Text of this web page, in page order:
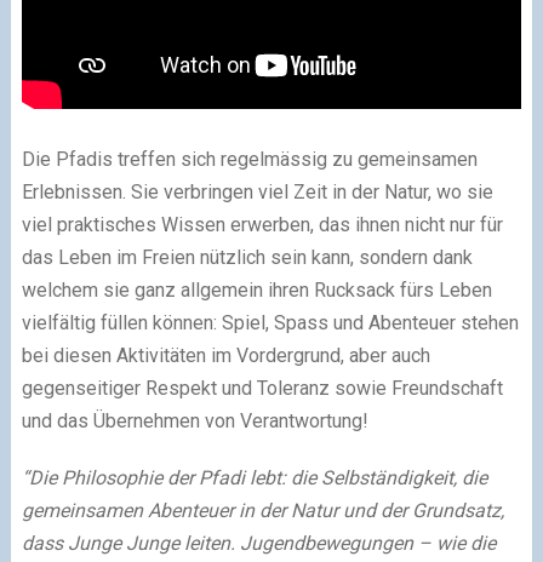
Die Pfadis treffen sich regelmässig zu gemeinsamen
Erlebnissen. Sie verbringen viel Zeit in der Natur, wo sie
viel praktisches Wissen erwerben, das ihnen nicht nur für
das Leben im Freien nützlich sein kann, sondern dank
welchem sie ganz allgemein ihren Rucksack fürs Leben
vielfältig füllen können: Spiel, Spass und Abenteuer stehen
bei diesen Aktivitäten im Vordergrund, aber auch
gegenseitiger Respekt und Toleranz sowie Freundschaft
und das Übernehmen von Verantwortung!
“Die Philosophie der Pfadi lebt: die Selbständigkeit, die
gemeinsamen Abenteuer in der Natur und der Grundsatz,
dass Junge Junge leiten. Jugendbewegungen – wie die